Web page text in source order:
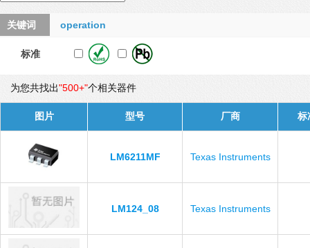
关键词 operation
标准
为您共找出"500+"个相关器件
图片 型号 厂商 标
LM6211MF Texas Instruments
LM124_08 Texas Instruments